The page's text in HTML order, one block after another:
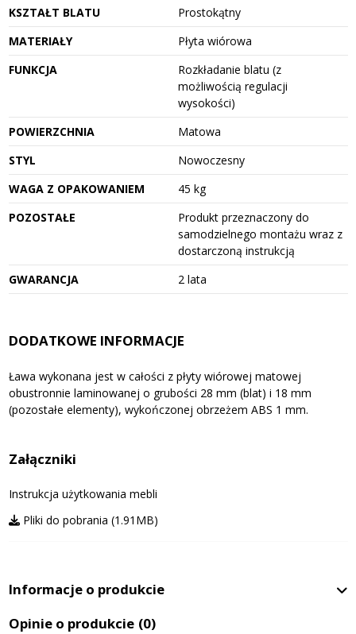
KSZTAŁT BLATU
Prostokątny
MATERIAŁY
Płyta wiórowa
FUNKCJA
Rozkładanie blatu (z
możliwością regulacji
wysokości)
POWIERZCHNIA
Matowa
STYL
Nowoczesny
WAGA Z OPAKOWANIEM
45 kg
POZOSTAŁE
Produkt przeznaczony do
samodzielnego montażu wraz z
dostarczoną instrukcją
GWARANCJA
2 lata
DODATKOWE INFORMACJE
Ława wykonana jest w całości z płyty wiórowej matowej
obustronnie laminowanej o grubości 28 mm (blat) i 18 mm
(pozostałe elementy), wykończonej obrzeżem ABS 1 mm.
Załączniki
Instrukcja użytkowania mebli
Pliki do pobrania (1.91MB)
Informacje o produkcie
Opinie o produkcie (0)